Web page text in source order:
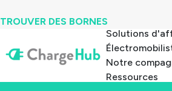
TROUVER DES BORNES
Solutions
Notre
Ressources